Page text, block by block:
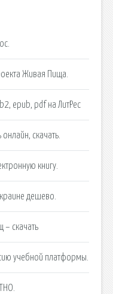
Живая Пища.
epub, pdf на ЛитРес
скачать.
книгу.
дешево.
– скачать
учебной платформы.